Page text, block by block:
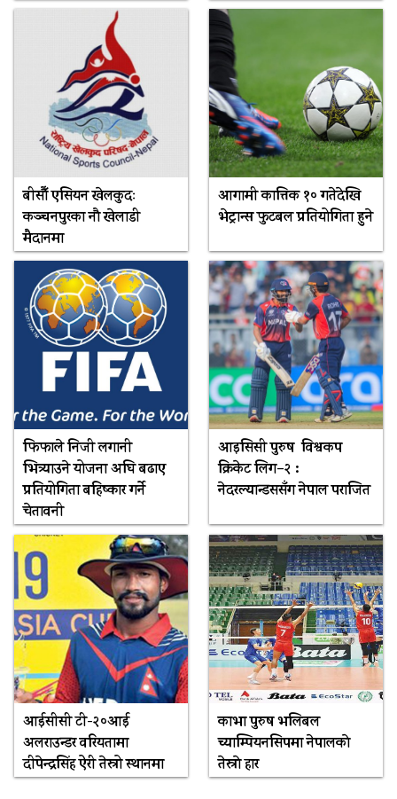
बीसौँ एसियन खेलकुदः
कञ्चनपुरका नौ खेलाडी
मैदानमा
आगामी कात्तिक १० गतेदेखि
भेट्रान्स फुटबल प्रतियोगिता हुने
फिफाले निजी लगानी
भित्र्याउने योजना अघि बढाए
प्रतियोगिता बहिष्कार गर्ने
चेतावनी
आइसिसी पुरुष विश्वकप
क्रिकेट लिग–२ :
नेदरल्यान्डससँग नेपाल पराजित
आईसीसी टी-२०आई
अलराउन्डर वरियतामा
दीपेन्द्रसिंह ऐरी तेस्रो स्थानमा
काभा पुरुष भलिबल
च्याम्पियनसिपमा नेपालकाे
तेस्राे हार